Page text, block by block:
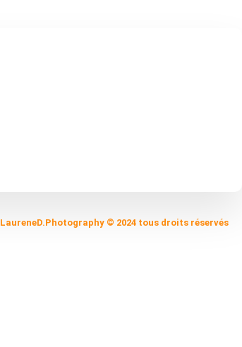
LaureneD.Photography © 2024 tous droits réservés